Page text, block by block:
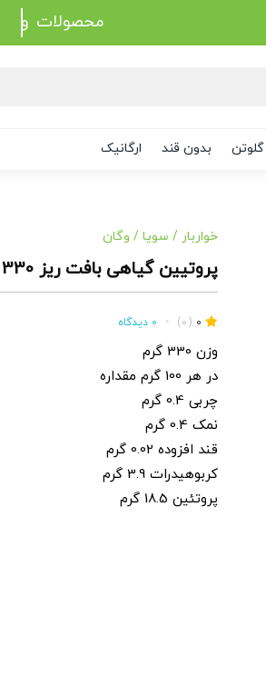
محصولات
بدون قند ارگانیک
خواربار / سویا / وگان
پروتیین گیاهی بافت ریز 330 گرم زیتکس
0
(0)
• 0 دیدگاه
وزن 330 گرم
در هر 100 گرم مقداره
چربی 0.4 گرم
نمک 0.4 گرم
قند افزوده 0.02 گرم
کربوهیدرات 3.9 گرم
پروتئین 18.5 گرم